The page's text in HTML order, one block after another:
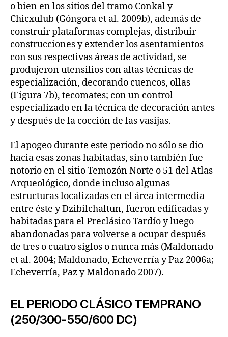
o bien en los sitios del tramo Conkal y
Chicxulub (Góngora et al. 2009b), además de
construir plataformas complejas, distribuir
construcciones y extender los asentamientos
con sus respectivas áreas de actividad, se
produjeron utensilios con altas técnicas de
especialización, decorando cuencos, ollas
(Figura 7b), tecomates; con un control
especializado en la técnica de decoración antes
y después de la cocción de las vasijas.
El apogeo durante este periodo no sólo se dio
hacia esas zonas habitadas, sino también fue
notorio en el sitio Temozón Norte o 51 del Atlas
Arqueológico, donde incluso algunas
estructuras localizadas en el área intermedia
entre éste y Dzibilchaltun, fueron edificadas y
habitadas para el Preclásico Tardío y luego
abandonadas para volverse a ocupar después
de tres o cuatro siglos o nunca más (Maldonado
et al. 2004; Maldonado, Echeverría y Paz 2006a;
Echeverría, Paz y Maldonado 2007).
EL PERIODO CLÁSICO TEMPRANO
(250/300-550/600 DC)